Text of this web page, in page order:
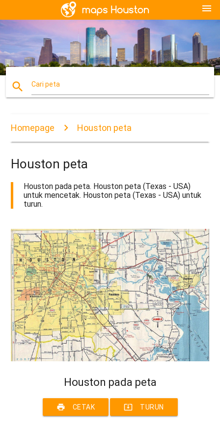
menu
search Cari peta
Homepage Houston peta
Houston peta
Houston pada peta. Houston peta (Texas - USA)
untuk mencetak. Houston peta (Texas - USA) untuk
turun.
Houston pada peta
print CETAK system_update_alt TURUN